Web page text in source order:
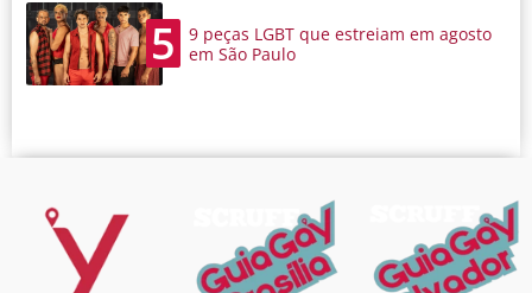
5
9 peças LGBT que estreiam em agosto
em São Paulo